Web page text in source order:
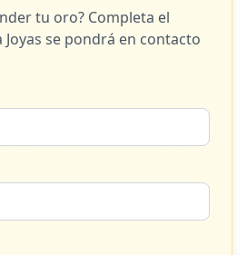
tu oro? Completa el
Joyas se pondrá en contacto